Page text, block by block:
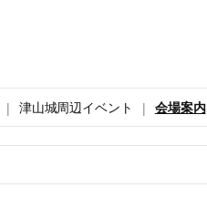
津山城周辺イベント 会場案内